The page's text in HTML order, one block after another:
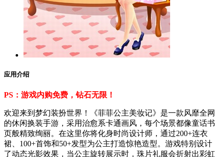
应用介绍
PS：游戏内购免费，钻石无限！
欢迎来到梦幻装扮世界！《菲菲公主美妆记》是一款风靡全网
的休闲换装手游，采用治愈系卡通画风，每个场景都像童话书
页般精致绚丽。在这里你将化身时尚设计师，通过200+连衣
裙、100+首饰和50+发型为公主打造惊艳造型。游戏特别设计
了动态光影效果，当公主旋转展示时，珠片礼服会折射出彩虹